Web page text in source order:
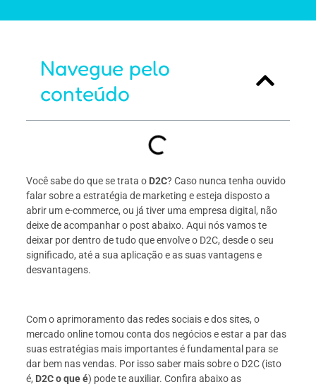
Navegue pelo
conteúdo
Você sabe do que se trata o D2C? Caso nunca tenha ouvido
falar sobre a estratégia de marketing e esteja disposto a
abrir um e-commerce, ou já tiver uma empresa digital, não
deixe de acompanhar o post abaixo. Aqui nós vamos te
deixar por dentro de tudo que envolve o D2C, desde o seu
significado, até a sua aplicação e as suas vantagens e
desvantagens.
Com o aprimoramento das redes sociais e dos sites, o
mercado online tomou conta dos negócios e estar a par das
suas estratégias mais importantes é fundamental para se
dar bem nas vendas. Por isso saber mais sobre o D2C (isto
é, D2C o que é) pode te auxiliar. Confira abaixo as